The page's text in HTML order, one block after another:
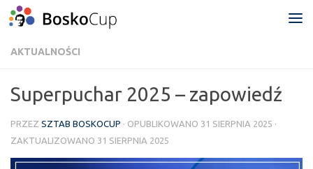
Przejdź do treści
AKTUALNOŚCI
Superpuchar 2025 – zapowiedź
PRZEZ SZTAB BOSKOCUP · OPUBLIKOWANO 31 SIERPNIA 2025 ·
ZAKTUALIZOWANO 31 SIERPNIA 2025